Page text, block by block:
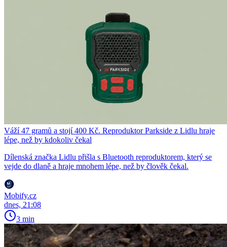
Váží 47 gramů a stojí 400 Kč. Reproduktor Parkside z Lidlu hraje
lépe, než by kdokoliv čekal
Dílenská značka Lidlu přišla s Bluetooth reproduktorem, který se
vejde do dlaně a hraje mnohem lépe, než by člověk čekal.
Mobify.cz
dnes, 21:08
3 min